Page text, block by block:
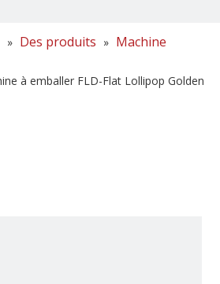
» Des produits » Machine
à emballer FLD-Flat Lollipop Golden